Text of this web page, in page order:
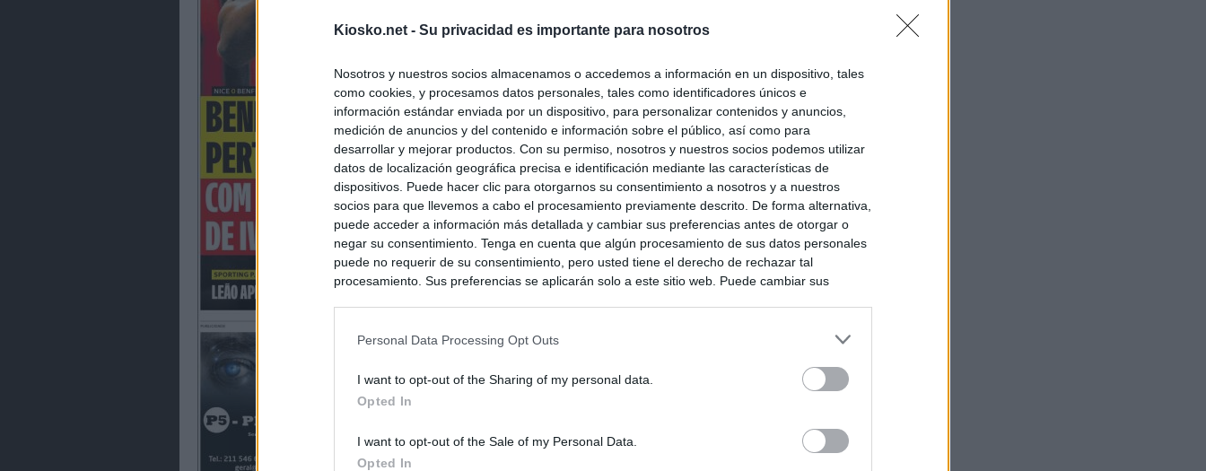
Kiosko.net - Su privacidad es importante para nosotros
Nosotros y nuestros socios almacenamos o accedemos a información en un dispositivo, tales
como cookies, y procesamos datos personales, tales como identificadores únicos e
información estándar enviada por un dispositivo, para personalizar contenidos y anuncios,
medición de anuncios y del contenido e información sobre el público, así como para
desarrollar y mejorar productos. Con su permiso, nosotros y nuestros socios podemos utilizar
datos de localización geográfica precisa e identificación mediante las características de
dispositivos. Puede hacer clic para otorgarnos su consentimiento a nosotros y a nuestros
socios para que llevemos a cabo el procesamiento previamente descrito. De forma alternativa,
puede acceder a información más detallada y cambiar sus preferencias antes de otorgar o
negar su consentimiento. Tenga en cuenta que algún procesamiento de sus datos personales
puede no requerir de su consentimiento, pero usted tiene el derecho de rechazar tal
procesamiento. Sus preferencias se aplicarán solo a este sitio web. Puede cambiar sus
Personal Data Processing Opt Outs
I want to opt-out of the Sharing of my personal data.
Opted In
I want to opt-out of the Sale of my Personal Data.
Opted In